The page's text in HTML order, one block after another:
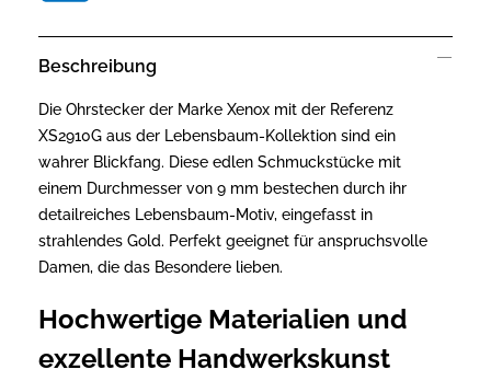
Beschreibung
Die Ohrstecker der Marke Xenox mit der Referenz
XS2910G aus der Lebensbaum-Kollektion sind ein
wahrer Blickfang. Diese edlen Schmuckstücke mit
einem Durchmesser von 9 mm bestechen durch ihr
detailreiches Lebensbaum-Motiv, eingefasst in
strahlendes Gold. Perfekt geeignet für anspruchsvolle
Damen, die das Besondere lieben.
Hochwertige Materialien und
exzellente Handwerkskunst